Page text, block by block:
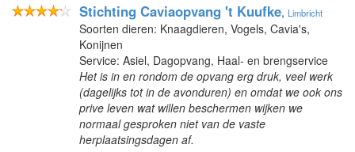
Stichting Caviaopvang 't Kuufke, Limbricht
Soorten dieren: Knaagdieren, Vogels, Cavia's,
Konijnen
Service: Asiel, Dagopvang, Haal- en brengservice
Het is in en rondom de opvang erg druk, veel werk
(dagelijks tot in de avonduren) en omdat we ook ons
prive leven wat willen beschermen wijken we
normaal gesproken niet van de vaste
herplaatsingsdagen af.